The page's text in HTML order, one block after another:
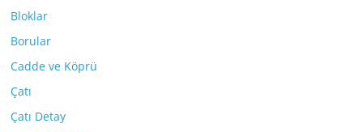
Bloklar
Borular
Cadde ve Köprü
Çatı
Çatı Detay